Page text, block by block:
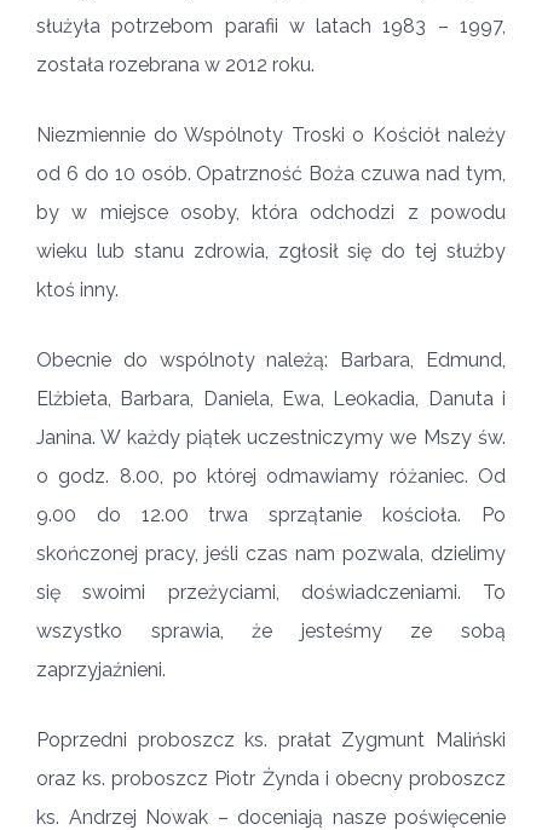
służyła potrzebom parafii w latach 1983 – 1997,
została rozebrana w 2012 roku.
Niezmiennie do Wspólnoty Troski o Kościół należy
od 6 do 10 osób. Opatrzność Boża czuwa nad tym,
by w miejsce osoby, która odchodzi z powodu
wieku lub stanu zdrowia, zgłosił się do tej służby
ktoś inny.
Obecnie do wspólnoty należą: Barbara, Edmund,
Elżbieta, Barbara, Daniela, Ewa, Leokadia, Danuta i
Janina. W każdy piątek uczestniczymy we Mszy św.
o godz. 8.00, po której odmawiamy różaniec. Od
9.00 do 12.00 trwa sprzątanie kościoła. Po
skończonej pracy, jeśli czas nam pozwala, dzielimy
się swoimi przeżyciami, doświadczeniami. To
wszystko sprawia, że jesteśmy ze sobą
zaprzyjaźnieni.
Poprzedni proboszcz ks. prałat Zygmunt Maliński
oraz ks. proboszcz Piotr Żynda i obecny proboszcz
ks. Andrzej Nowak – doceniają nasze poświęcenie